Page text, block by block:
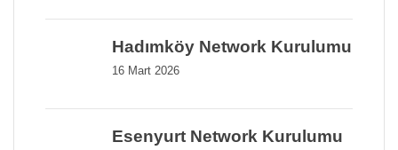
Hadımköy Network Kurulumu
16 Mart 2026
Esenyurt Network Kurulumu